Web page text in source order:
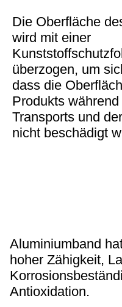
Die Oberfläche
wird mit einer
überzogen, um
dass die
Produkts
Transports und
nicht beschädigt
Aluminiumband
hoher Zähigkeit,
Antioxidation.